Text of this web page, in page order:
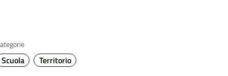
Scuola Territorio